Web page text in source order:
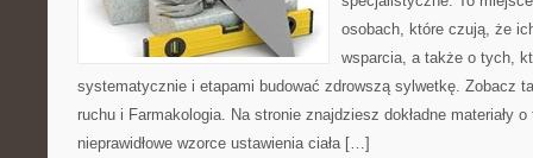
osobach, które czują, że
wsparcia, a także o tych,
systematycznie i etapami budować zdrowszą sylwetkę. Zobacz
ruchu i Farmakologia. Na stronie znajdziesz dokładne materiały
nieprawidłowe wzorce ustawienia ciała […]